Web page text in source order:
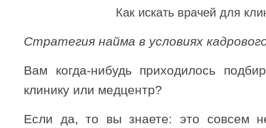
Как искать врачей для
Стратегия найма в условиях
Вам когда-нибудь приходилось
клинику или медцентр?
Если да, то вы знаете: это совсем